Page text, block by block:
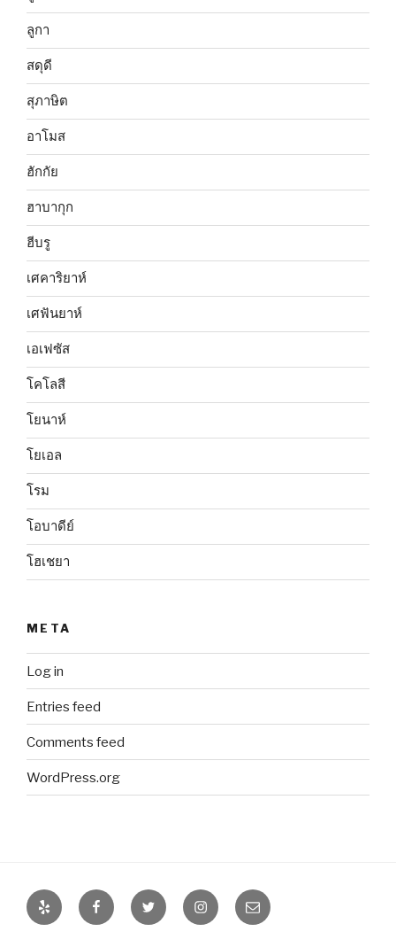
ลูกา
สดุดี
สุภาษิต
อาโมส
ฮักกัย
ฮาบากุก
ฮีบรู
เศคาริยาห์
เศฟันยาห์
เอเฟซัส
โคโลสี
โยนาห์
โยเอล
โรม
โอบาดีย์
โฮเชยา
META
Log in
Entries feed
Comments feed
WordPress.org
Yelp FacebookTwitter InstagramEmail